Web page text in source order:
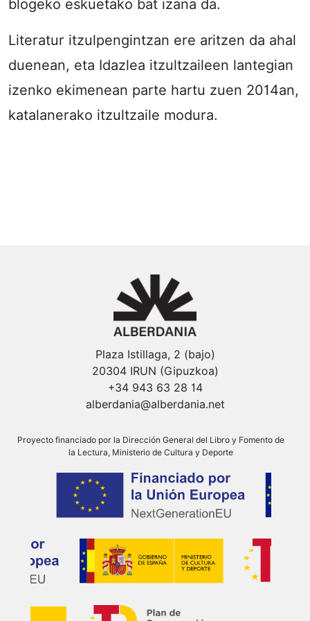
blogeko eskuetako bat izana da.
Literatur itzulpengintzan ere aritzen da ahal
duenean, eta Idazlea itzultzaileen lantegian
izenko ekimenean parte hartu zuen 2014an,
katalanerako itzultzaile modura.
Plaza Istillaga, 2 (bajo)
20304 IRUN (Gipuzkoa)
+34 943 63 28 14
alberdania@alberdania.net
Proyecto financiado por la Dirección General del Libro y Fomento de
la Lectura, Ministerio de Cultura y Deporte